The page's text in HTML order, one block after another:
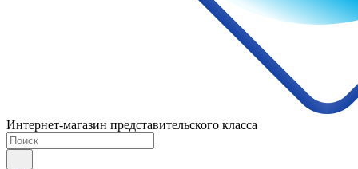
Интернет-магазин представительского класса